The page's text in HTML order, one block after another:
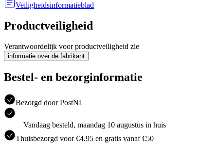
Veiligheidsinformatieblad
Productveiligheid
Verantwoordelijk voor productveiligheid zie
informatie over de fabrikant
Bestel- en bezorginformatie
Bezorgd door PostNL
Vandaag besteld, maandag 10 augustus in huis
Thuisbezorgd voor €4.95 en gratis vanaf €50